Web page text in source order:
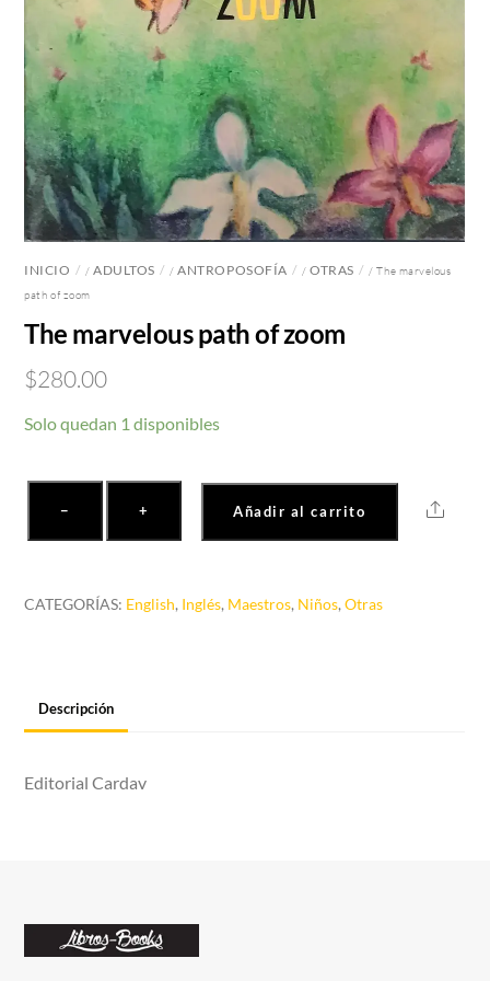
INICIO /ADULTOS /ANTROPOSOFÍA /OTRAS
/ The marvelous
path of zoom
The marvelous path of zoom
$280.00
Solo quedan 1 disponibles
−
zoom
+ Añadir al carrito Share
CATEGORÍAS: English, Inglés, Maestros, Niños,Otras
Descripción
Editorial Cardav